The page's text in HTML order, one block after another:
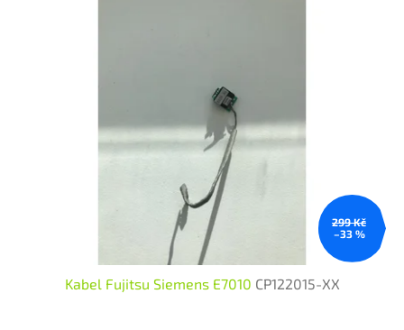
299 Kč
–33 %
Kabel Fujitsu Siemens E7010 CP122015-XX